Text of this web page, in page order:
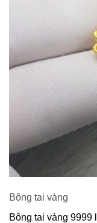
Bông tai vàng
Bông tai vàng 9999